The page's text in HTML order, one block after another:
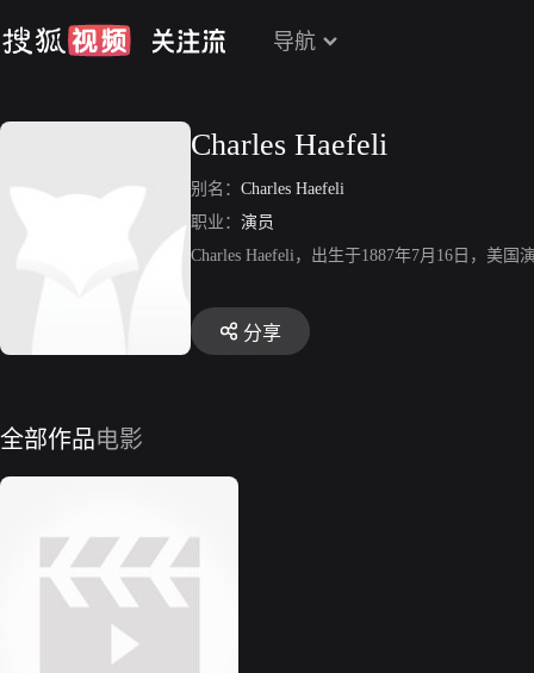
导航
Charles Haefeli
别名： Charles Haefeli
职业： 演员
Charles Haefeli，出生于1887年7月16日，美国
分享
全部作品电影